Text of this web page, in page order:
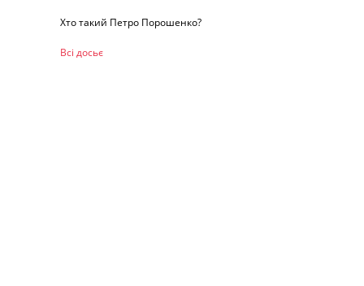
Хто такий Петро Порошенко?
Всі досьє